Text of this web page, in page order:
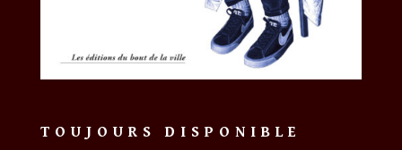
TOUJOURS DISPONIBLE